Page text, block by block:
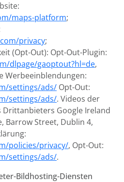
maps-platform;
privacy;
(Opt-Out): Opt-Out-Plugin:
dlpage/gaoptout?hl=de,
Werbeeinblendungen:
settings/ads/ Opt-Out:
settings/ads/. Videos der
Drittanbieters Google Ireland
Barrow Street, Dublin 4,
policies/privacy/, Opt-Out:
settings/ads/.
Bildhosting-Diensten